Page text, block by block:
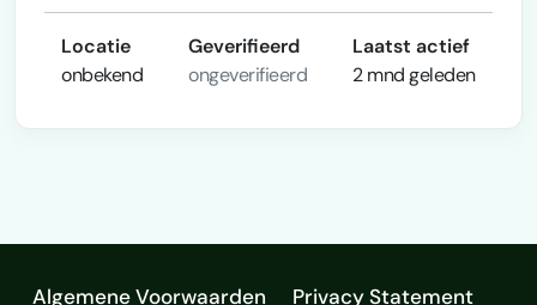
Locatie
onbekend
Geverifieerd
ongeverifieerd
Laatst actief
2 mnd geleden
Algemene Voorwaarden
Privacy Statement